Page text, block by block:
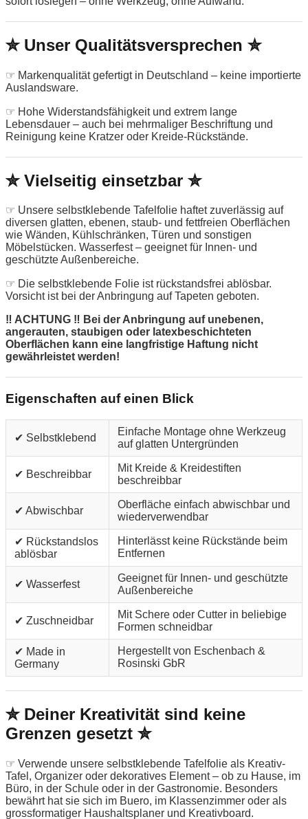
✮ Unser Qualitätsversprechen ✮
☞ Markenqualität gefertigt in Deutschland – keine importierte
Auslandsware.
☞ Hohe Widerstandsfähigkeit und extrem lange
Lebensdauer – auch bei mehrmaliger Beschriftung und
Reinigung keine Kratzer oder Kreide-Rückstände.
✮ Vielseitig einsetzbar ✮
☞ Unsere selbstklebende Tafelfolie haftet zuverlässig auf
diversen glatten, ebenen, staub- und fettfreien Oberflächen
wie Wänden, Kühlschränken, Türen und sonstigen
Möbelstücken. Wasserfest – geeignet für Innen- und
geschützte Außenbereiche.
☞ Die selbstklebende Folie ist rückstandsfrei ablösbar.
Vorsicht ist bei der Anbringung auf Tapeten geboten.
‼ ACHTUNG ‼ Bei der Anbringung auf unebenen,
angerauten, staubigen oder latexbeschichteten
Oberflächen kann eine langfristige Haftung nicht
gewährleistet werden!
Eigenschaften auf einen Blick
✔ Selbstklebend
Einfache Montage ohne Werkzeug
auf glatten Untergründen
✔ Beschreibbar
Mit Kreide & Kreidestiften
beschreibbar
✔ Abwischbar
Oberfläche einfach abwischbar und
wiederverwendbar
✔ Rückstandslos
ablösbar
Hinterlässt keine Rückstände beim
Entfernen
✔ Wasserfest
Geeignet für Innen- und geschützte
Außenbereiche
✔ Zuschneidbar
Mit Schere oder Cutter in beliebige
Formen schneidbar
✔ Made in
Germany
Hergestellt von Eschenbach &
Rosinski GbR
✮ Deiner Kreativität sind keine
Grenzen gesetzt ✮
☞ Verwende unsere selbstklebende Tafelfolie als Kreativ-
Tafel, Organizer oder dekoratives Element – ob zu Hause, im
Büro, in der Schule oder in der Gastronomie. Besonders
bewährt hat sie sich im Buero, im Klassenzimmer oder als
grossformatiger Haushaltsplaner und Kreativboard.